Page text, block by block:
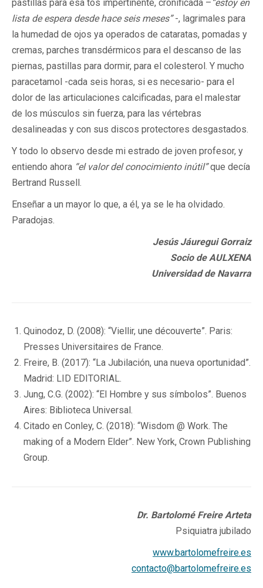
pastillas para esa tos impertinente, cronificada – “estoy en
lista de espera desde hace seis meses”-, lagrimales para
la humedad de ojos ya operados de cataratas, pomadas y
cremas, parches transdérmicos para el descanso de las
piernas, pastillas para dormir, para el colesterol. Y mucho
paracetamol -cada seis horas, si es necesario- para el
dolor de las articulaciones calcificadas, para el malestar
de los músculos sin fuerza, para las vértebras
desalineadas y con sus discos protectores desgastados.
Y todo lo observo desde mi estrado de joven profesor, y
entiendo ahora “el valor del conocimiento inútil”que decía
Bertrand Russell.
Enseñar a un mayor lo que, a él, ya se le ha olvidado.
Paradojas.
Jesús Jáuregui Gorraiz
Socio de AULXENA
Universidad de Navarra
Quinodoz, D. (2008): “Viellir, une découverte”. Paris:
Presses Universitaires de France.
Freire, B. (2017): “La Jubilación, una nueva oportunidad”.
Madrid: LID EDITORIAL.
Jung, C.G. (2002): “El Hombre y sus símbolos”. Buenos
Aires: Biblioteca Universal.
Citado en Conley, C. (2018): “Wisdom @ Work. The
making of a Modern Elder”. New York, Crown Publishing
Group.
Dr. Bartolomé Freire Arteta
Psiquiatra jubilado
www.bartolomefreire.es
contacto@bartolomefreire.es